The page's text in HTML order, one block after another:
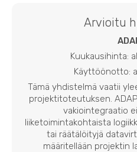
Arvioitu
Kuukausihinta:
Käyttöönotto:
Tämä yhdistelmä vaatii
projektitoteutuksen.
vakiointegraatio
liiketoimintakohtaista
tai räätälöityjä
määritellään projektin